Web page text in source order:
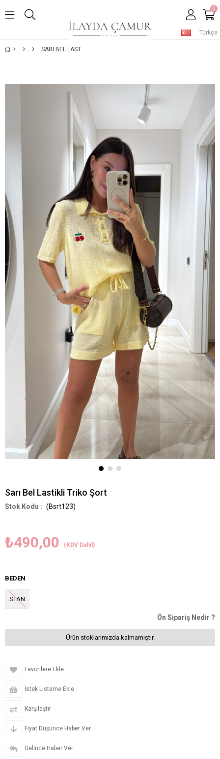
Türkçe
0
SARI BEL LASTIKLI TRIKO ŞORT
Sarı Bel Lastikli Triko Şort
(Bsrt123)
₺490,00 (KDV Dahil)
BEDEN
STAN
Ön Sipariş Nedir ?
Ürün stoklarımızda kalmamıştır.
Favorilere Ekle
İstek Listeme Ekle
Karşılaştır
Fiyat Düşünce Haber Ver
Gelince Haber Ver